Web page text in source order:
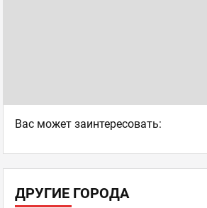
Ваc может заинтересовать:
ДРУГИЕ ГОРОДА